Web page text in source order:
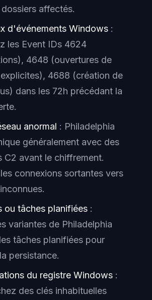
affectés.
d'événements Windows :
les Event IDs 4624
4648 (ouvertures de
4688 (création de
dans les 72h précédant la
anormal : Philadelphia
généralement avec des
C2 avant le chiffrement.
connexions sortantes vers
ou tâches planifiées :
variantes de Philadelphia
tâches planifiées pour
persistance.
du registre Windows :
des clés inhabituelles